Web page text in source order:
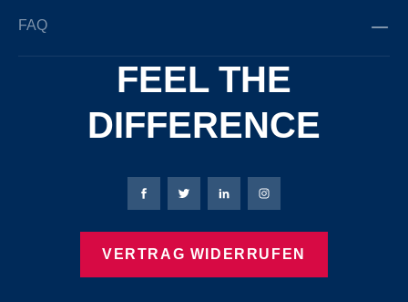
FAQ
FEEL THE
DIFFERENCE
Bierbaum-Proenen Facebook-Seite
Bierbaum-Proenen Twitter Seite
Bierbaum-Proenen LinkedIn
Bierbaum-Proenen
VERTRAG WIDERRUFEN